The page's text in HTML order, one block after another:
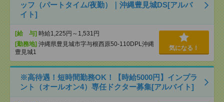
ッフ（パートタイム/夜勤）｜沖縄豊見城DS[アルバ
イト]
[給 与] 時給1,225円～1,531円
[勤務地] 沖縄県豊見城市字与根西原50-110DPL沖縄
豊見城1
気になる！
※高待遇！短時間勤務OK！【時給5000円】インプラ
ント（オールオン4）専任ドクター募集[アルバイト]